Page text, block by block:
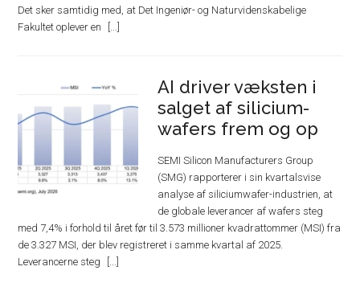
Det sker samtidig med, at Det Ingeniør- og Naturvidenskabelige
Fakultet oplever en
AI driver væksten i
salget af silicium-
wafers frem og op
SEMI Silicon Manufacturers Group
(SMG) rapporterer i sin kvartalsvise
analyse af siliciumwafer-industrien, at
de globale leverancer af wafers steg
med 7,4% i forhold til året før til 3.573 millioner kvadrattommer (MSI) fra
de 3.327 MSI, der blev registreret i samme kvartal af 2025.
Leverancerne steg